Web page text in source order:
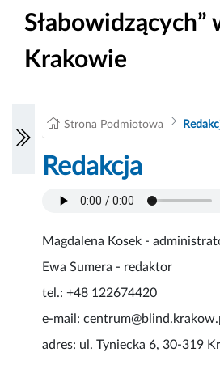
Słabowidzących”
Krakowie
Strona Podmiotowa
Redakcja
Magdalena Kosek -
Ewa Sumera - redaktor
tel.: +48 122674420
e-mail:
adres: ul. Tyniecka 6, 30-319